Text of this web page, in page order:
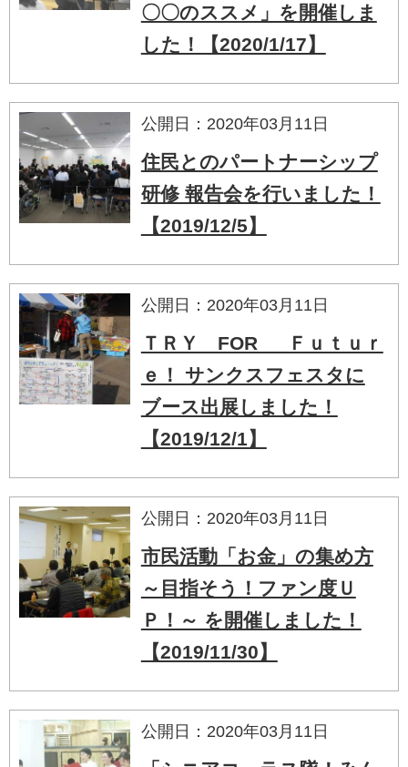
〇〇のススメ」を開催しま
した！【2020/1/17】
公開日：2020年03月11日
住民とのパートナーシップ
研修 報告会を行いました！
【2019/12/5】
公開日：2020年03月11日
ＴＲＹ FOR Ｆｕｔｕｒ
ｅ！ サンクスフェスタに
ブース出展しました！
【2019/12/1】
公開日：2020年03月11日
市民活動「お金」の集め方
～目指そう！ファン度Ｕ
Ｐ！～ を開催しました！
【2019/11/30】
公開日：2020年03月11日